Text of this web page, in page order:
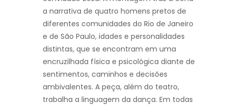
a narrativa de quatro homens pretos de
diferentes comunidades do Rio de Janeiro
e de São Paulo, idades e personalidades
distintas, que se encontram em uma
encruzilhada física e psicológica diante de
sentimentos, caminhos e decisões
ambivalentes. A peça, além do teatro,
trabalha a linguagem da dança. Em todas